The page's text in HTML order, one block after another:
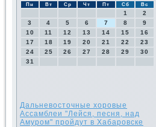
Пн Вт Ср Чт Пт Сб Вс
1
2
3
4 5 6 7 8
9
10
11 12 13 14 15
16
17
18 19 20 21 22
23
24
25 26 27 28 29
30
31
Дальневосточные хоровые
Ассамблеи "Лейся, песня, над
Амуром" пройдут в Хабаровске